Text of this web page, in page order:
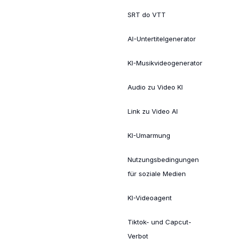
SRT do VTT
AI-Untertitelgenerator
KI-Musikvideogenerator
Audio zu Video KI
Link zu Video AI
KI-Umarmung
Nutzungsbedingungen
für soziale Medien
KI-Videoagent
Tiktok- und Capcut-
Verbot